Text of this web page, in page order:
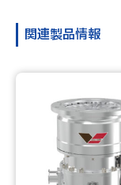
関連製品情報